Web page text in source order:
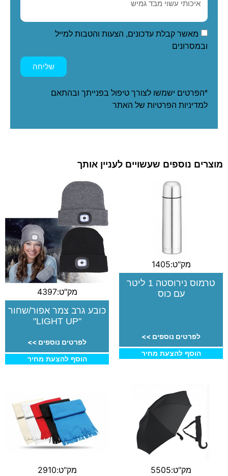
מאשר קבלת עדכונים, הצעות והטבות למייל
ובמסרונים
שליחה
*הפרטים ישמשו לצורך טיפול בפנייתך ובהתאם
למדיניות הפרטיות של האתר
מוצרים נוספים שעשויים לעניין אותך
מק"ט:1405
טרמוס נירוסטה 1 ליטר
עם כוס
לפרטים נוספים >>
הוסף להצעת מחיר
מק"ט:4397
כובע גרב צמר אפור/שחור
"LIGHT UP"
לפרטים נוספים >>
הוסף להצעת מחיר
מק"ט:5505
מק"ט:2910